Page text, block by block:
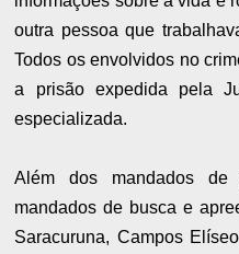
outra pessoa que
Todos os envolvidos no
a prisão expedida pela
especializada.
Além dos mandados de
mandados de busca e
Saracuruna, Campos